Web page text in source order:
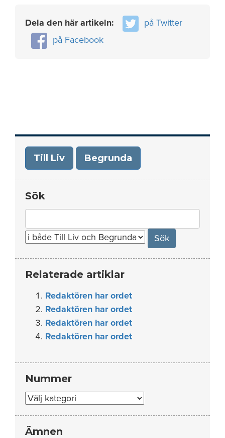
Dela den här artikeln:
på Twitter
på Facebook
Till Liv Begrunda
Sök
for:
Relaterade artiklar
Redaktören har ordet
Redaktören har ordet
Redaktören har ordet
Redaktören har ordet
Nummer
Nummer
Ämnen